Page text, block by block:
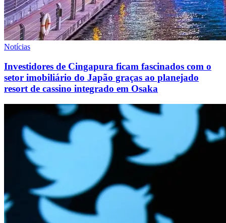
Notícias
Investidores de Cingapura ficam fascinados com o
setor imobiliário do Japão graças ao planejado
resort de cassino integrado em Osaka